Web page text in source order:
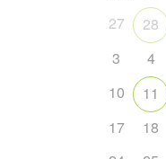
27
28
3
4
10
11
17
18